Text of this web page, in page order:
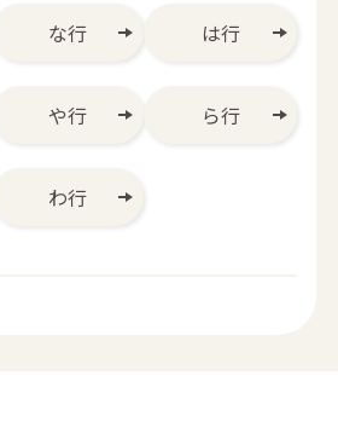
な行 は行
や行 ら行
わ行